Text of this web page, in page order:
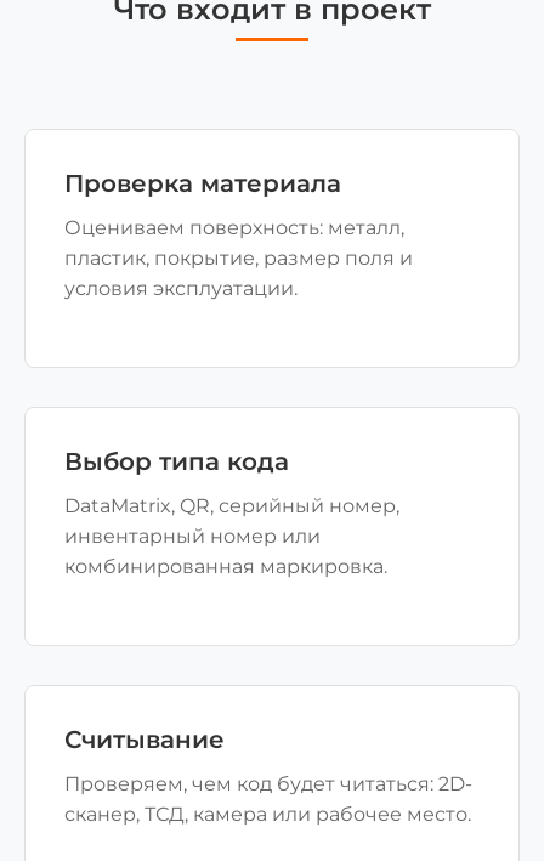
Что входит в проект
Проверка материала
Оцениваем поверхность: металл,
пластик, покрытие, размер поля и
условия эксплуатации.
Выбор типа кода
DataMatrix, QR, серийный номер,
инвентарный номер или
комбинированная маркировка.
Считывание
Проверяем, чем код будет читаться: 2D-
сканер, ТСД, камера или рабочее место.